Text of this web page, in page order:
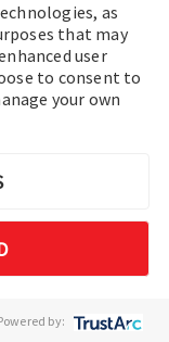
as
that may
user
to consent to
your own
by:
de
gran